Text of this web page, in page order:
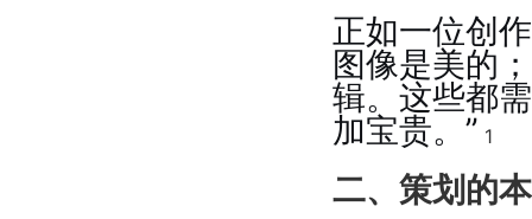
正如一位创
图像是美的
辑。这些都
加宝贵。” 1
二、策划的